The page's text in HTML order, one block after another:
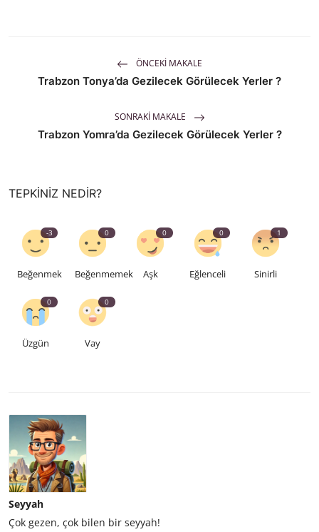
ÖNCEKI MAKALE
Trabzon Tonya’da Gezilecek Görülecek Yerler ?
SONRAKI MAKALE
Trabzon Yomra’da Gezilecek Görülecek Yerler ?
TEPKINIZ NEDIR?
-3
Beğenmek
0
Beğenmemek
0
Aşk
0
Eğlenceli
1
Sinirli
0
Üzgün
0
Vay
Seyyah
Çok gezen, çok bilen bir seyyah!